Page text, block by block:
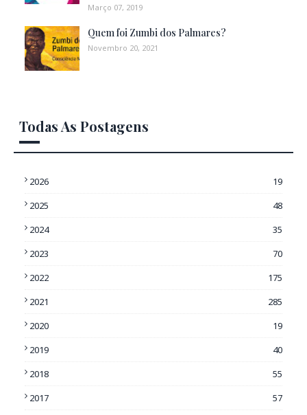
Março 07, 2019
Quem foi Zumbi dos Palmares?
Novembro 20, 2021
Todas As Postagens
2026
19
2025
48
2024
35
2023
70
2022
175
2021
285
2020
19
2019
40
2018
55
2017
57